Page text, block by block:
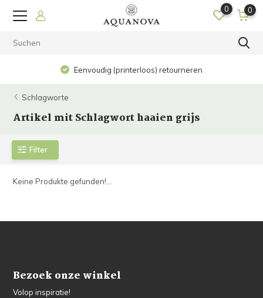
0 0
Eenvoudig (printerloos) retourneren
Schlagworte
Artikel mit Schlagwort haaien grijs
Filter
Keine Produkte gefunden!...
Bezoek onze winkel
Volop inspiratie!